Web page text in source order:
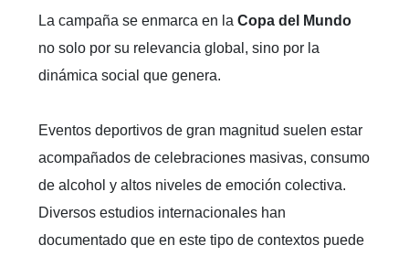
La campaña se enmarca en la Copa del Mundo
no solo por su relevancia global, sino por la
dinámica social que genera.
Eventos deportivos de gran magnitud suelen estar
acompañados de celebraciones masivas, consumo
de alcohol y altos niveles de emoción colectiva.
Diversos estudios internacionales han
documentado que en este tipo de contextos puede